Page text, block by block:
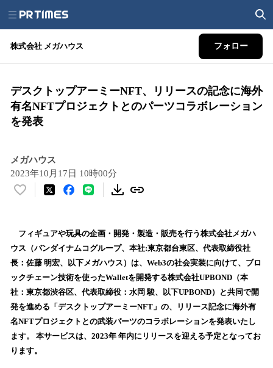
株式会社 メガハウス フォロー
デスクトップアーミーNFT、リリースの記念に海外
有名NFTプロジェクトとのパーツコラボレーション
を発表
メガハウス
2023年10月17日 10時00分
い
！
数
を
読
込
み
中
で
す
フィギュアや玩具の企画・開発・製造・販売を行う株式会社メガハ
ウス（バンダイナムコグループ、本社:東京都台東区、代表取締役社
長：佐藤 明宏、以下メガハウス）は、Web3の社会実装に向けて、ブロ
ックチェーン技術を使ったWalletを開発する株式会社UPBOND（本
社：東京都渋谷区、代表取締役：水岡 駿、以下UPBOND）と共同で開
発を進める「デスクトップアーミーNFT」の、リリース記念に海外有
名NFTプロジェクトとの武装パーツのコラボレーションを発表いたし
ます。 本サービスは、2023年 年内にリリースを迎える予定となってお
ります。